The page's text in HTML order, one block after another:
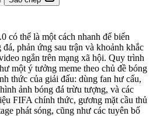
có thể là một cách nhanh để biến
phản ứng sau trận và khoảnh khắc
ngắn trên mạng xã hội. Quy trình
một ý tưởng meme theo chủ đề bóng
thức của giải đấu: dùng fan hư cấu,
ảnh bóng đá trừu tượng, và các
FIFA chính thức, gương mặt cầu thủ
phát sóng, cũng như các tuyên bố